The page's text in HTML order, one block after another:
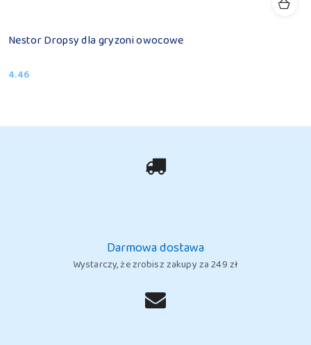
Nestor Dropsy dla gryzoni owocowe
Cena:
4.46
Darmowa dostawa
Wystarczy, że zrobisz zakupy za 249 zł